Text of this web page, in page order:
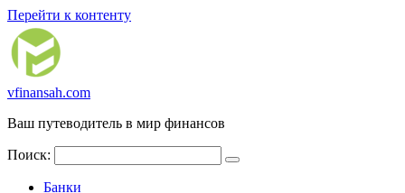
Перейти к контенту
vfinansah.com
Ваш путеводитель в мир финансов
Поиск:
Банки